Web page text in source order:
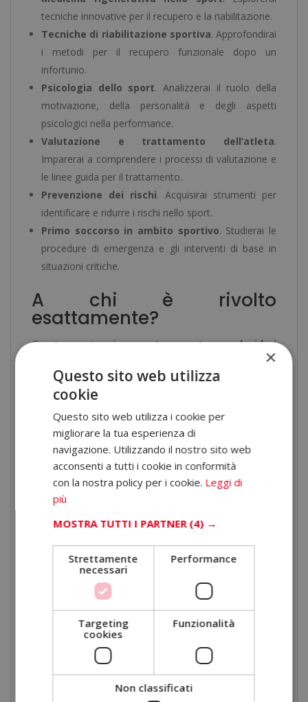
tecniche innovative per il recupero e la riabilitazione.
Tecniche di riabilitazione sportiva. Approfondirai
i metodi per il recupero funzionale dopo un
infortunio.
Psicologia dello sport. Analizzerai il ruolo della
motivazione, della personalità e degli aspetti
psicologici nella performance.
Valutazione e trattamento dell’atleta.
Imparerai a comprendere i processi di valutazione e
le linee guida per il trattamento.
Prevenzione dei rischi. Acquisirai strumenti per
identificare e ridurre i rischi nello sport.
Primo soccorso in ambito sportivo. Studierai le
procedure di emergenza e gli interventi di base in
situazioni critiche.
A chi è rivolto
esattamente?
Questo master èpensato per te se desideri
ampliare le tue conoscenze nel mondo dello
sport e della salute, indipendentemente dal tuo
punto di partenza.
È particolarmente indicato per imprenditori, manager,
lavoratori e studenti che vogliono acquisire
competenze trasversali applicabili al settore sportivo. È
adatto anche a chi desidera
comprendere meglio il
e migliorare il proprio profilo professionale con
conoscenze aggiornate e rilevanti.
Se sei interessato al benessere, al fitness o alla
gestione sportiva, questo percorso ti fornirà una base
teorica solida e altamente valorizzata.
Perché studiare medicina
dello sport online in ELBS
Scegliere ELBS significa puntare su una formazione
×
Questo sito web utilizza
cookie
Questo sito web utilizza i cookie per
migliorare la tua esperienza di
navigazione. Utilizzando il nostro sito web
acconsenti a tutti i cookie in conformità
con la nostra policy per i cookie. Leggi di
più
MOSTRA TUTTI I PARTNER (4) →
Strettamente
necessari
Performance
Targeting
cookies
Funzionalità
Non classificati